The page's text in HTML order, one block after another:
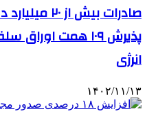
صادرات بیش
پذیرش ۱۰۹ همت
انرژی
۱۴۰۲/۱۱/۱۳